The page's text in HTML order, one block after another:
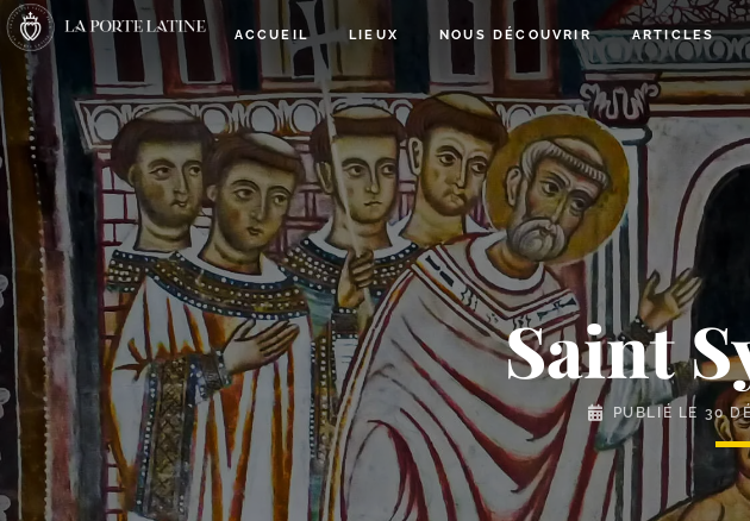
ACCUEIL LIEUX NOUS DÉCOUVRIR ARTICLES
Saint
PUBLIÉ LE 30